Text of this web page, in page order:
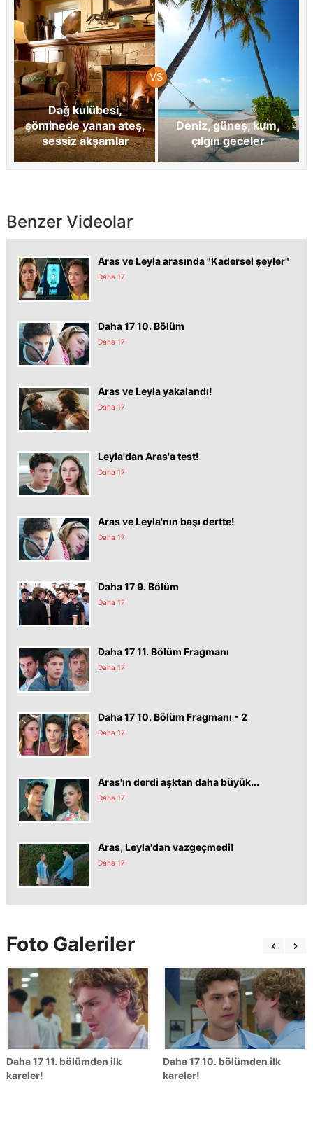
Dağ kulübesi,
şöminede yanan ateş,
sessiz akşamlar
Deniz, güneş, kum,
çılgın geceler
Benzer Videolar
Aras ve Leyla arasında "Kadersel şeyler"
Daha 17
Daha 17 10. Bölüm
Daha 17
Aras ve Leyla yakalandı!
Daha 17
Leyla'dan Aras'a test!
Daha 17
Aras ve Leyla'nın başı dertte!
Daha 17
Daha 17 9. Bölüm
Daha 17
Daha 17 11. Bölüm Fragmanı
Daha 17
Daha 17 10. Bölüm Fragmanı - 2
Daha 17
Aras'ın derdi aşktan daha büyük...
Daha 17
Aras, Leyla'dan vazgeçmedi!
Daha 17
Foto Galeriler
Daha 17 11. bölümden ilk
kareler!
Daha 17 10. bölümden ilk
kareler!